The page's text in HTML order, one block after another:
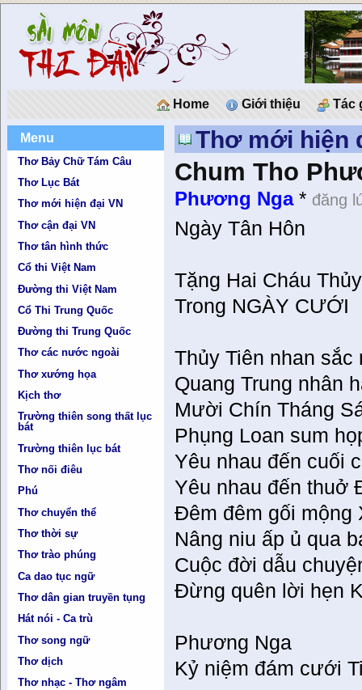
Home Giới thiệu Tác
Menu
Thơ Bảy Chữ Tám Câu
Thơ Lục Bát
Thơ mới hiện đại VN
Thơ cận đại VN
Thơ tân hình thức
Cổ thi Việt Nam
Đường thi Việt Nam
Cổ Thi Trung Quốc
Đường thi Trung Quốc
Thơ các nước ngoài
Thơ xướng họa
Kịch thơ
Trường thiên song thất lục
bát
Trường thiên lục bát
Thơ nối điêu
Phú
Thơ chuyển thể
Thơ thời sự
Thơ trào phúng
Ca dao tục ngữ
Thơ dân gian truyền tụng
Hát nói - Ca trù
Thơ song ngữ
Thơ dịch
Thơ nhạc - Thơ ngâm
Thơ mới hiện
Chum Tho
Phương Nga* đăng
Ngày Tân Hôn
Tặng Hai Cháu
Trong NGÀY CƯỚI
Thủy Tiên nhan sắc
Quang Trung nhân
Mười Chín Tháng
Phụng Loan sum
Yêu nhau đến cuối
Yêu nhau đến thuở
Đêm đêm gối mộng
Nâng niu ấp ủ qua
Cuộc đời dẫu
Đừng quên lời hẹn
Phương Nga
Kỷ niệm đám cưới